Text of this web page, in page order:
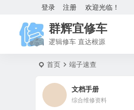
欢迎光临！
登录 注册
群辉宜修车
逻辑修车 直达根源
首页 端子速查
文档手册
综合维修资料